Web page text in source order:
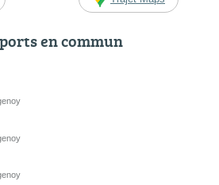
en commun